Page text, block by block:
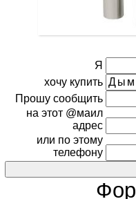
Я
хочу купить
Прошу сообщить
на этот @маил
адрес
или по этому
телефону